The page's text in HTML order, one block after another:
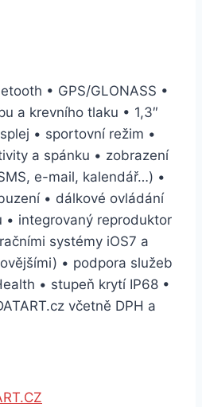
• GPS/GLONASS •
a krevního tlaku • 1,3″
• sportovní režim •
a spánku • zobrazení
e-mail, kalendář…) •
• dálkové ovládání
integrovaný reproduktor
systémy iOS7 a
• podpora služeb
• stupeň krytí IP68 •
včetně DPH a